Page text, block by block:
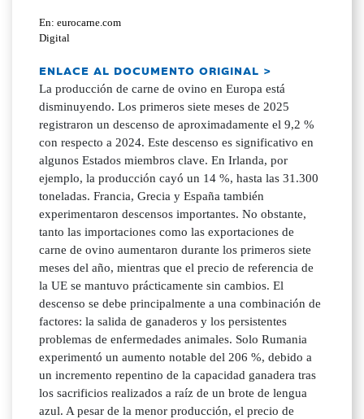
En: eurocarne.com
Digital
ENLACE AL DOCUMENTO ORIGINAL >
La producción de carne de ovino en Europa está
disminuyendo. Los primeros siete meses de 2025
registraron un descenso de aproximadamente el 9,2 %
con respecto a 2024. Este descenso es significativo en
algunos Estados miembros clave. En Irlanda, por
ejemplo, la producción cayó un 14 %, hasta las 31.300
toneladas. Francia, Grecia y España también
experimentaron descensos importantes. No obstante,
tanto las importaciones como las exportaciones de
carne de ovino aumentaron durante los primeros siete
meses del año, mientras que el precio de referencia de
la UE se mantuvo prácticamente sin cambios. El
descenso se debe principalmente a una combinación de
factores: la salida de ganaderos y los persistentes
problemas de enfermedades animales. Solo Rumania
experimentó un aumento notable del 206 %, debido a
un incremento repentino de la capacidad ganadera tras
los sacrificios realizados a raíz de un brote de lengua
azul. A pesar de la menor producción, el precio de